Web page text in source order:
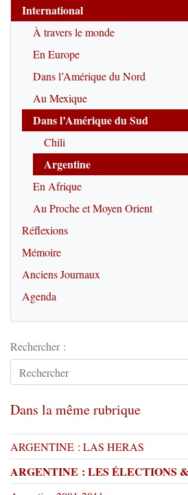
International
À travers le monde
En Europe
Dans l’Amérique du Nord
Au Mexique
Dans l’Amérique du Sud
Chili
Argentine
En Afrique
Au Proche et Moyen Orient
Réflexions
Mémoire
Anciens Journaux
Agenda
Rechercher :
Dans la même rubrique
ARGENTINE : LAS HERAS
ARGENTINE : LES ÉLECTIONS